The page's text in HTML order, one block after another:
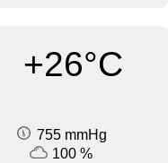
+26°C
755 mmHg
100 %